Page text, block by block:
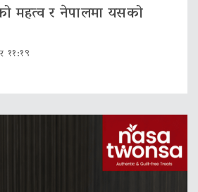
महत्व र नेपालमा यसको
११:१९